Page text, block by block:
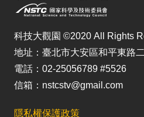
科技大觀園 ©2020 All Rights
地址：臺北市大安區和平東路
電話：02-25056789 #5526
信箱：nstcstv@gmail.com
隱私權保護政策